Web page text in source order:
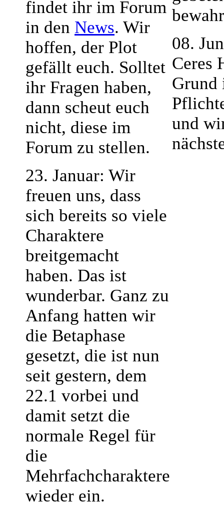
findet ihr im Forum
in den News. Wir
hoffen, der Plot
gefällt euch. Solltet
ihr Fragen haben,
dann scheut euch
nicht, diese im
Forum zu stellen.
23. Januar: Wir
freuen uns, dass
sich bereits so viele
Charaktere
breitgemacht
haben. Das ist
wunderbar. Ganz zu
Anfang hatten wir
die Betaphase
gesetzt, die ist nun
seit gestern, dem
22.1 vorbei und
damit setzt die
normale Regel für
die
Mehrfachcharaktere
wieder ein.
08.
Ceres
Grund
und